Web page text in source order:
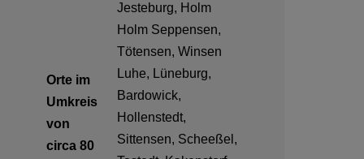
Orte im
Umkreis
von
circa 80
Jesteburg, Holm
Holm Seppensen,
Tötensen, Winsen
Luhe, Lüneburg,
Bardowick,
Hollenstedt,
Sittensen, Scheeßel,